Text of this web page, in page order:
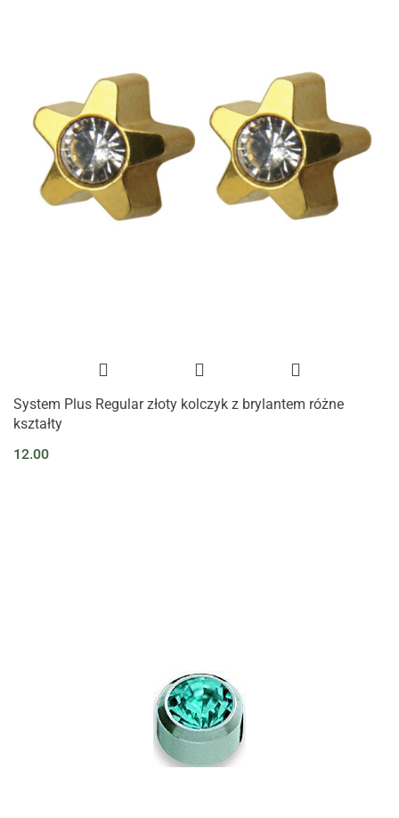
System Plus Regular złoty kolczyk z brylantem różne
kształty
12.00